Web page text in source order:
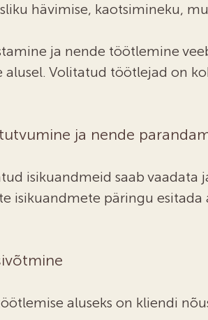
hävimise, kaotsimineku,
ja nende töötlemine
alusel. Volitatud töötlejad on
ja nende
isikuandmeid saab
isikuandmete päringu
aluseks on kliendi